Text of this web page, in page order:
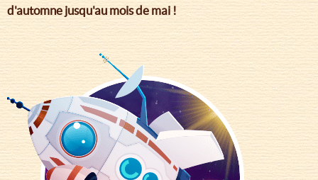
d'automne jusqu'au mois de mai !